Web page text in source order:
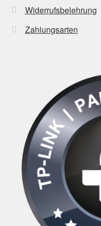
Widerrufsbelehrung
Zahlungsarten